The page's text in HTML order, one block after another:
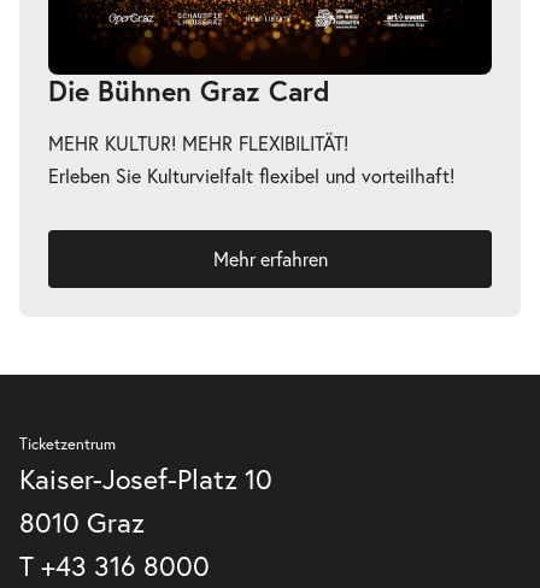
Fr.
02.04.2027
Fr. 02.04.2027
17:30–20:45 Uhr
Tickets
Die Bühnen Graz Card
MEHR KULTUR! MEHR FLEXIBILITÄT!
Erleben Sie Kulturvielfalt flexibel und vorteilhaft!
Mehr erfahren
Ticketzentrum
Kaiser-Josef-Platz 10
8010 Graz
T +43 316 8000